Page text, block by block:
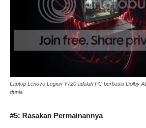
Laptop Lenovo Legion Y720 adalah PC berbasis Dolby
dunia
#5: Rasakan Permainannya